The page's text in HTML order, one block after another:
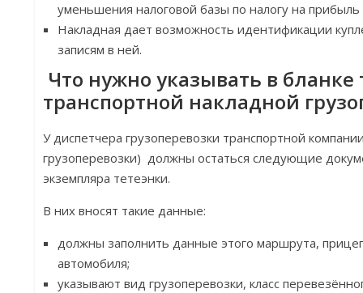
уменьшения налоговой базы по налогу на
Накладная дает возможность идентификации
записям в ней.
Что нужно указывать в бланке
транспортной накладной
У диспетчера грузоперевозки транспортной
грузоперевозки) должны остаться следующие
экземпляра тетеэнки.
В них вносят такие данные:
должны заполнить данные этого маршрута,
автомобиля;
указывают вид грузоперевозки, класс